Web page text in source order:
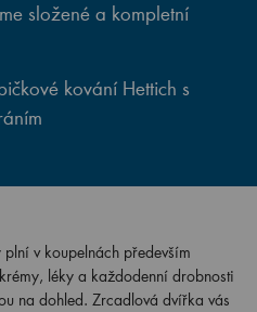
složené a kompletní
kování Hettich s
v koupelnách především
léky a každodenní drobnosti
na dohled. Zrcadlová dvířka vás